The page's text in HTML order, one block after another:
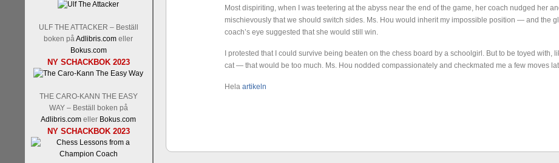
ULF THE ATTACKER – Beställ
boken påAdlibris.com eller
Bokus.com
NY SCHACKBOK 2023
THE CARO-KANN THE EASY
WAY – Beställ boken på
Adlibris.com eller Bokus.com
NY SCHACKBOK 2023
talet och där det på förhand är bestämt att vit dam ska stå på ruta d1. Det förstnämnda alternativet har fördelen att
ökar i spelöppningsfasen, medan det senare alternativet har för- eller nackdelar, beroende på hur man ser på det, i
att man måste kunna och förstå en mängd spelöppningar och varianter. Rösta en gång på svarsalternativ 1
Most dispiriting, when I was teetering at the abyss near the end of the game, her coach nudged her
mischievously that we should switch sides. Ms. Hou would inherit my impossible position — and the
coach’s eye suggested that she would still win.
I protested that I could survive being beaten on the chess board by a schoolgirl. But to be toyed with,
cat — that would be too much. Ms. Hou nodded compassionately and checkmated me a few moves
Hela artikeln